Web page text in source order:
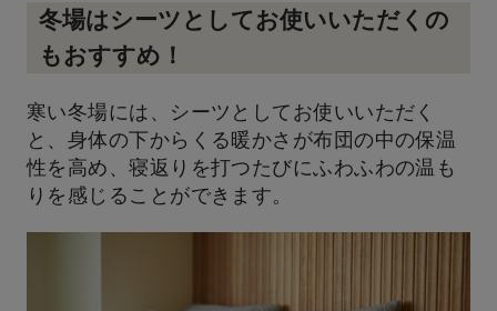
冬場はシーツとしてお使いいただくの
もおすすめ！
寒い冬場には、シーツとしてお使いいただく
と、身体の下からくる暖かさが布団の中の保温
性を高め、寝返りを打つたびにふわふわの温も
りを感じることができます。